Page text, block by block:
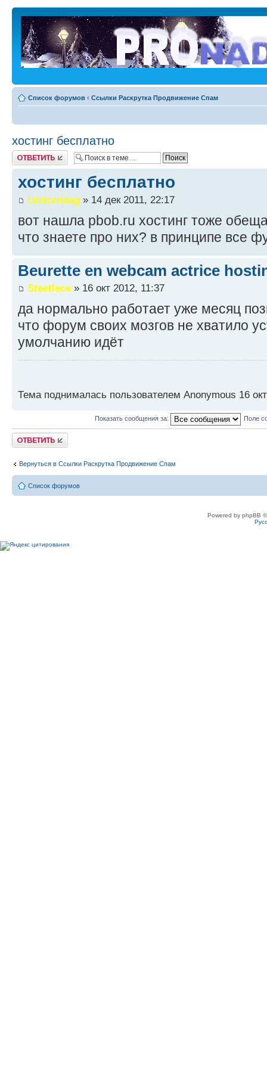
Список форумов ‹ Ссылки Раскрутка Продвижение Спам
хостинг бесплатно
Ответить
хостинг бесплатно
Undorndag » 14 дек 2011, 22:17
вот нашла pbob.ru хостинг тоже
что знаете про них? в принципе все
Beurette en webcam actrice
Steetlece » 16 окт 2012, 11:37
да нормально работает уже месяц
что форум своих мозгов не хватило
умолчанию идёт
Тема поднималась пользователем Anonymous 16
Показать сообщения за: Поле
Ответить
Вернуться в Ссылки Раскрутка Продвижение Спам
Список форумов
Powered by phpBB